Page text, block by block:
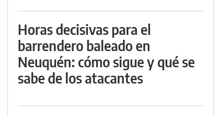
Horas decisivas para el
barrendero baleado en
Neuquén: cómo sigue y qué se
sabe de los atacantes